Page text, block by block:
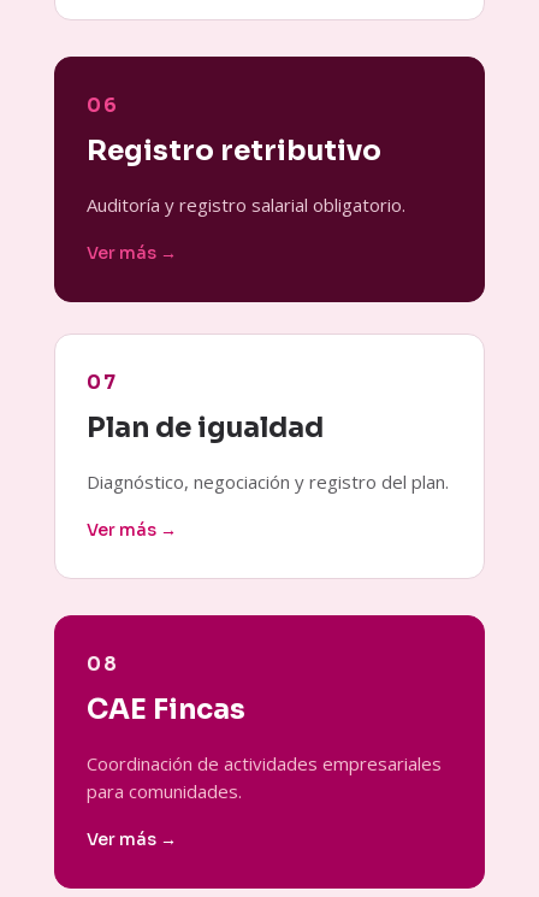
06
Registro retributivo
Auditoría y registro salarial obligatorio.
Ver más →
07
Plan de igualdad
Diagnóstico, negociación y registro del plan.
Ver más →
08
CAE Fincas
Coordinación de actividades empresariales
para comunidades.
Ver más →